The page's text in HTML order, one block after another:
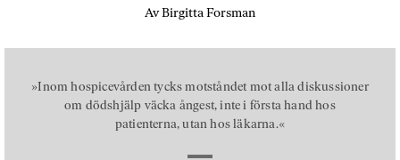
Av Birgitta Forsman
»Inom hospicevården tycks motståndet mot alla diskussioner
om dödshjälp väcka ångest, inte i första hand hos
patienterna, utan hos läkarna.«